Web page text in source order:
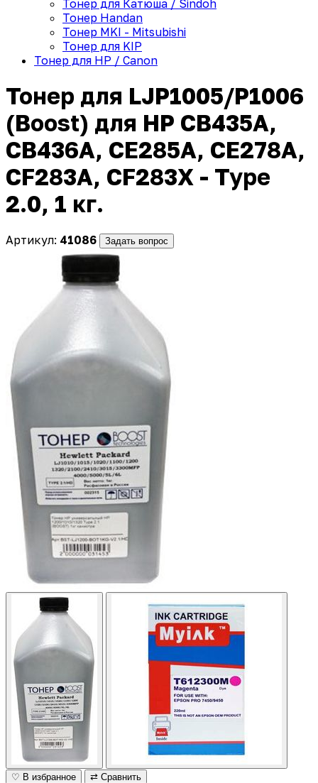
Тонер для Катюша / Sindoh
Тонер Handan
Тонер MKI - Mitsubishi
Тонер для KIP
Тонер для HP / Canon
Тонер для LJP1005/P1006
(Boost) для HP CB435A,
CB436A, CE285A, CE278A,
CF283A, CF283X - Type
2.0, 1 кг.
Артикул: 41086 Задать вопрос
♡ В избранное ⇄ Сравнить